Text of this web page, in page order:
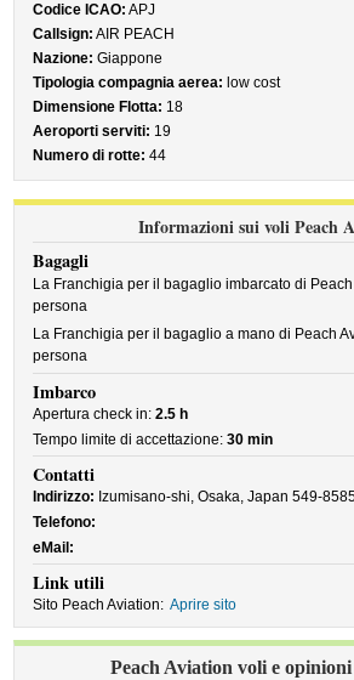
Codice ICAO: APJ
Callsign: AIR PEACH
Nazione: Giappone
Tipologia compagnia aerea: low cost
Dimensione Flotta: 18
Aeroporti serviti: 19
Numero di rotte: 44
Informazioni sui voli Peach
Bagagli
La Franchigia per il bagaglio imbarcato di
persona
La Franchigia per il bagaglio a mano di Peach
persona
Imbarco
Apertura check in:2.5 h
Tempo limite di accettazione:30 min
Contatti
Indirizzo: Izumisano-shi, Osaka, Japan 549-
Telefono:
eMail:
Link utili
Sito Peach Aviation: Aprire sito
Peach Aviation voli e